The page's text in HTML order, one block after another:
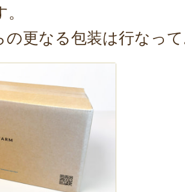
更なる包装は行なっ